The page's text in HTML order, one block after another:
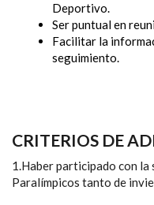
Deportivo.
Ser puntual en
Facilitar la
seguimiento.
CRITERIOS DE
1.Haber participado con la
Paralímpicos tanto de